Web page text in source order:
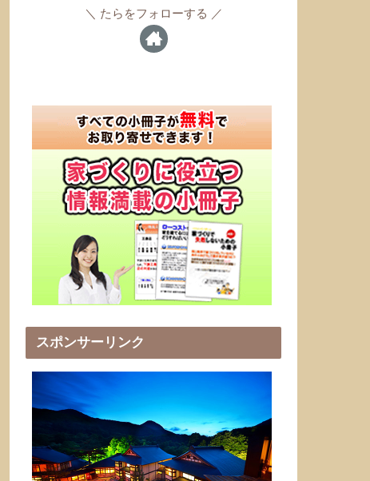
たらをフォローする
スポンサーリンク